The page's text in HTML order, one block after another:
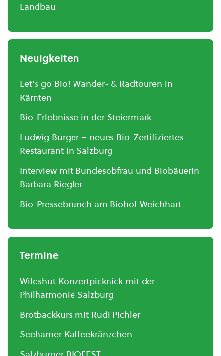
Landbau
Neuigkeiten
Let's go Bio! Wander- & Radtouren in
Kärnten
Bio-Erlebnisse in der Steiermark
Ludwig Burger – neues Bio-Zertifiziertes
Restaurant in Salzburg
Interview mit Bundesobfrau und Biobäuerin
Barbara Riegler
Bio-Pressebrunch am Biohof Weichhart
Termine
Wildshut Konzertpicknick mit der
Philharmonie Salzburg
Brotbackkurs mit Rudi Pichler
Seehamer Kaffeekränzchen